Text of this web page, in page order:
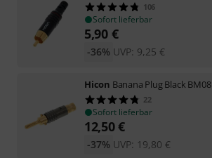
106
Sofort lieferbar
5,90 €
UVP: 9,25 €
-36%
Hicon Banana Plug Black BM08
22
Sofort lieferbar
12,50€
UVP: 19,80 €
-37%